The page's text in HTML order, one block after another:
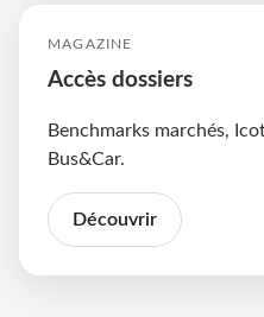
MAGAZINE
Accès dossiers
Benchmarks marchés,
Bus&Car.
Découvrir